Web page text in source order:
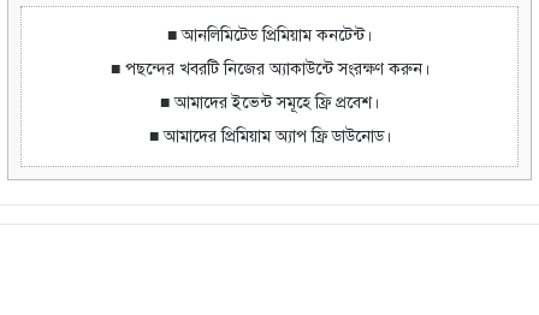
■ আনলিমিটেড প্রিমিয়াম কনটেন্ট।
■ পছন্দের খবরটি নিজের অ্যাকাউন্টে সংরক্ষণ করুন।
■ আমাদের ইভেন্ট সমূহে ফ্রি প্রবেশ।
■ আমাদের প্রিমিয়াম অ্যাপ ফ্রি ডাউনোড।